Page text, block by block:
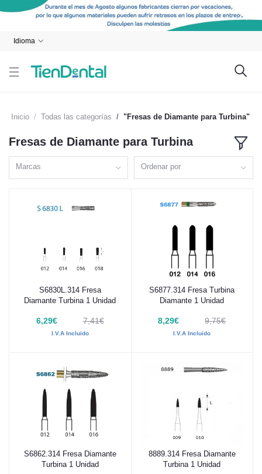
Idioma
Inicio Todas las categorías "Fresas de Diamante para Turbina"
Fresas de Diamante para Turbina
Marcas Ordenar por
Añadir al carrito
S6830L.314 Fresa
Diamante Turbina 1 Unidad
6,29€ 7,41€
I.V.A Incluido
Añadir al carrito
S6877.314 Fresa Turbina
Diamante 1 Unidad
8,29€ 9,75€
I.V.A Incluido
Añadir al carrito
S6862.314 Fresa Diamante
Turbina 1 Unidad
Añadir al carrito
8889.314 Fresa Diamante
Turbina 1 Unidad